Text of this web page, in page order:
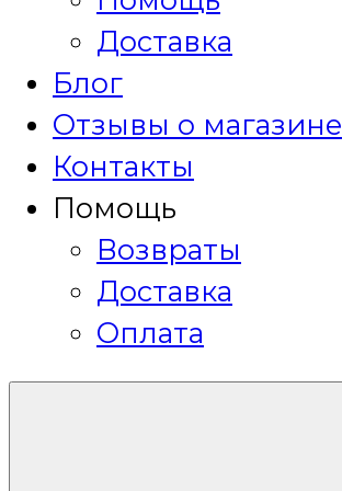
Доставка
Блог
Отзывы о магазине
Контакты
Помощь
Возвраты
Доставка
Оплата